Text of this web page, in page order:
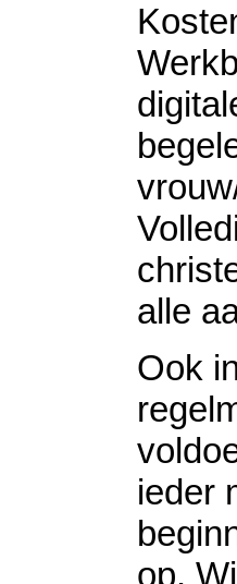
alle
Ook
ieder
op.